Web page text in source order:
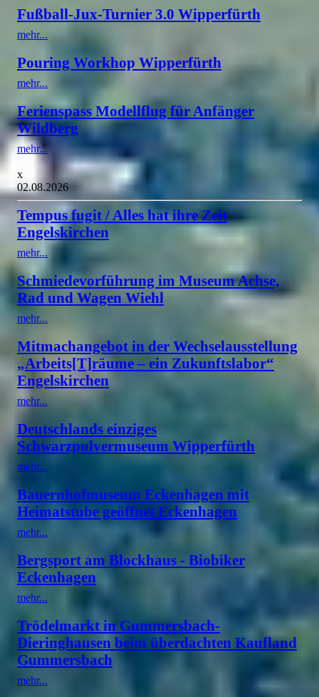
Fußball-Jux-Turnier 3.0 Wipperfürth
mehr...
Pouring Workhop Wipperfürth
mehr...
Ferienspass Modellflug für Anfänger
Wildberg
mehr...
x
02.08.2026
Tempus fugit / Alles hat ihre Zeit
Engelskirchen
mehr...
Schmiedevorführung im Museum Achse,
Rad und Wagen Wiehl
mehr...
Mitmachangebot in der Wechselausstellung
„Arbeits[T]räume – ein Zukunftslabor“
Engelskirchen
mehr...
Deutschlands einziges
Schwarzpulvermuseum Wipperfürth
mehr...
Bauernhofmuseum Eckenhagen mit
Heimatstube geöffnet Eckenhagen
mehr...
Bergsport am Blockhaus - Biobiker
Eckenhagen
mehr...
Trödelmarkt in Gummersbach-
Dieringhausen beim überdachten Kaufland
Gummersbach
mehr...